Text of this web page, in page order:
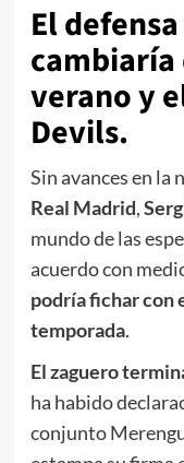
El
cambiaría
verano y
Devils.
Sin avances en la
Real Madrid,
mundo de las
acuerdo con
podría fichar con
temporada.
El zaguero
ha habido
conjunto